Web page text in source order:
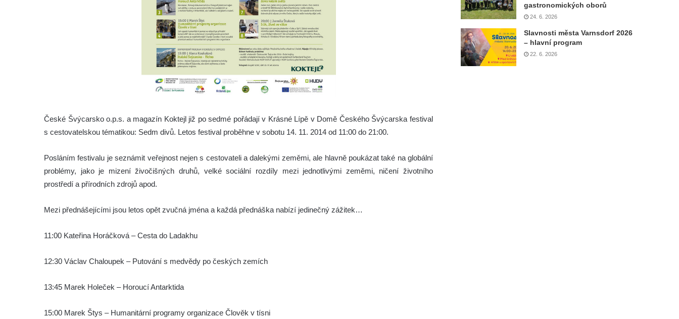
České Švýcarsko o.p.s. a magazín Koktejl již po sedmé pořádají v Krásné Lípě v Domě Českého Švýcarska festival
s cestovatelskou tématikou: Sedm divů. Letos festival proběhne v sobotu 14. 11. 2014 od 11:00 do 21:00.
Posláním festivalu je seznámit veřejnost nejen s cestovateli a dalekými zeměmi, ale hlavně poukázat také na globální
problémy, jako je mizení živočišných druhů, velké sociální rozdíly mezi jednotlivými zeměmi, ničení životního
prostředí a přírodních zdrojů apod.
Mezi přednášejícími jsou letos opět zvučná jména a každá přednáška nabízí jedinečný zážitek…
11:00 Kateřina Horáčková – Cesta do Ladakhu
12:30 Václav Chaloupek – Putování s medvědy po českých zemích
13:45 Marek Holeček – Horoucí Antarktida
15:00 Marek Štys – Humanitární programy organizace Člověk v tísni
gastronomických oborů
24. 6. 2026
Slavnosti města Varnsdorf 2026
– hlavní program
22. 6. 2026